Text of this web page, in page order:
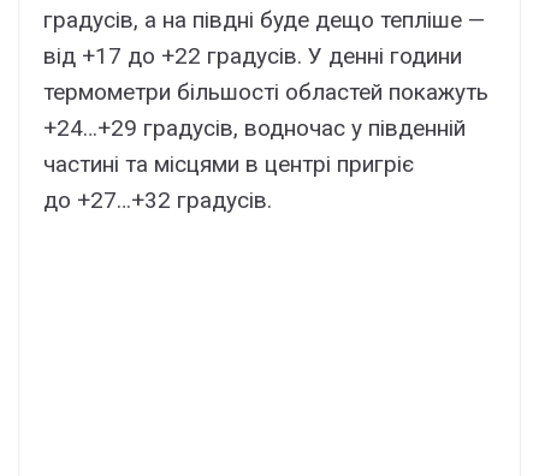
градусів, а на півдні буде дещо тепліше —
від +17 до +22 градусів. У денні години
термометри більшості областей покажуть
+24…+29 градусів, водночас у південній
частині та місцями в центрі пригріє
до +27…+32 градусів.